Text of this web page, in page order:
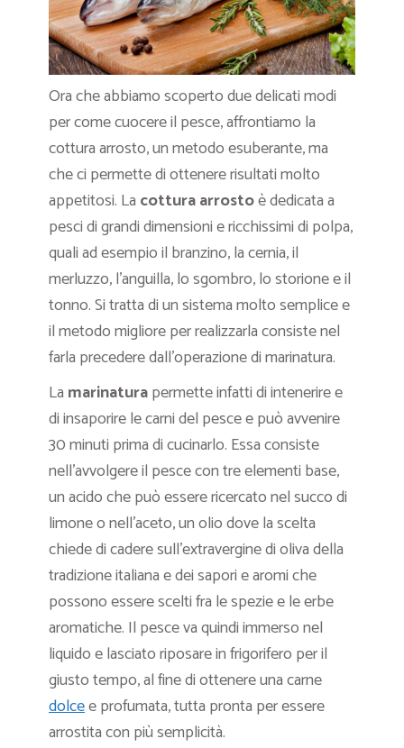
Ora che abbiamo scoperto due delicati modi
per come cuocere il pesce, affrontiamo la
cottura arrosto, un metodo esuberante, ma
che ci permette di ottenere risultati molto
appetitosi. La cottura arrostoè dedicata a
pesci di grandi dimensioni e ricchissimi di polpa,
quali ad esempio il branzino, la cernia, il
merluzzo, l’anguilla, lo sgombro, lo storione e il
tonno. Si tratta di un sistema molto semplice e
il metodo migliore per realizzarla consiste nel
farla precedere dall’operazione di marinatura.
La marinaturapermette infatti di intenerire e
di insaporire le carni del pesce e può avvenire
30 minuti prima di cucinarlo. Essa consiste
nell’avvolgere il pesce con tre elementi base,
un acido che può essere ricercato nel succo di
limone o nell’aceto, un olio dove la scelta
chiede di cadere sull’extravergine di oliva della
tradizione italiana e dei sapori e aromi che
possono essere scelti fra le spezie e le erbe
aromatiche. Il pesce va quindi immerso nel
liquido e lasciato riposare in frigorifero per il
giusto tempo, al fine di ottenere una carne
dolcee profumata, tutta pronta per essere
arrostita con più semplicità.